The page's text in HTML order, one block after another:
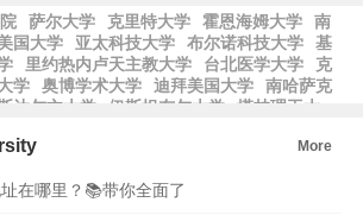
萨尔大学 克里特大学 霍恩海姆大学
南
国大学 亚太科技大学 布尔诺科技大学
基
里约热内卢天主教大学 台北医学大学
克
学 奥博学术大学 迪拜美国大学
南哈萨克
达尔文大学 伊斯坦布尔大学
塔林理工大
大学
远东联邦大More
在哪里？📚带你全面了